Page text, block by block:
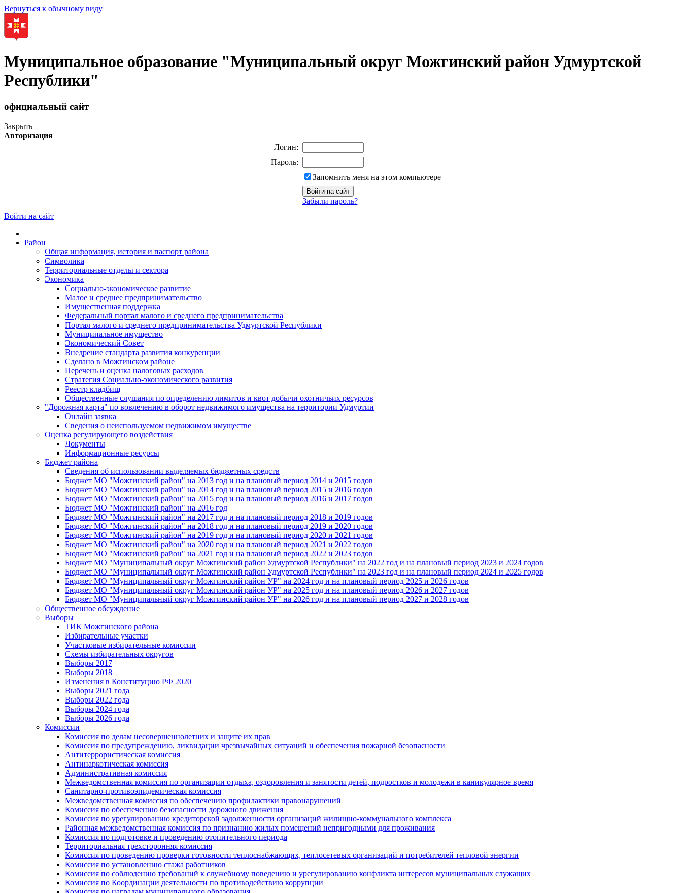
Вернуться к обычному виду
Муниципальное образование "Муниципальный округ Можгинский район Удмуртской
Республики"
официальный сайт
Закрыть
Авторизация
Логин:
Пароль:
Запомнить меня на этом компьютере
Забыли пароль?
Войти на сайт
Район
Общая информация, история и паспорт района
Символика
Территориальные отделы и сектора
Экономика
Социально-экономическое развитие
Малое и среднее предпринимательство
Имущественная поддержка
Федеральный портал малого и среднего предпринимательства
Портал малого и среднего предпринимательства Удмуртской Республики
Муниципальное имущество
Экономический Совет
Внедрение стандарта развития конкуренции
Сделано в Можгинском районе
Перечень и оценка налоговых расходов
Стратегия Социально-экономического развития
Реестр кладбищ
Общественные слушания по определению лимитов и квот добычи охотничьих ресурсов
"Дорожная карта" по вовлечению в оборот недвижимого имущества на территории Удмуртии
Онлайн заявка
Сведения о неиспользуемом недвижимом имуществе
Оценка регулирующего воздействия
Документы
Информационные ресурсы
Бюджет района
Сведения об использовании выделяемых бюджетных средств
Бюджет МО "Можгинский район" на 2013 год и на плановый период 2014 и 2015 годов
Бюджет МО "Можгинский район" на 2014 год и на плановый период 2015 и 2016 годов
Бюджет МО "Можгинский район" на 2015 год и на плановый период 2016 и 2017 годов
Бюджет МО "Можгинский район" на 2016 год
Бюджет МО "Можгинский район" на 2017 год и на плановый период 2018 и 2019 годов
Бюджет МО "Можгинский район" на 2018 год и на плановый период 2019 и 2020 годов
Бюджет МО "Можгинский район" на 2019 год и на плановый период 2020 и 2021 годов
Бюджет МО "Можгинский район" на 2020 год и на плановый период 2021 и 2022 годов
Бюджет МО "Можгинский район" на 2021 год и на плановый период 2022 и 2023 годов
Бюджет МО "Муниципальный округ Можгинский район Удмуртской Республики" на 2022 год и на плановый период 2023 и 2024 годов
Бюджет МО "Муниципальный округ Можгинский район Удмуртской Республики" на 2023 год и на плановый период 2024 и 2025 годов
Бюджет МО "Муниципальный округ Можгинский район УР" на 2024 год и на плановый период 2025 и 2026 годов
Бюджет МО "Муниципальный округ Можгинский район УР" на 2025 год и на плановый период 2026 и 2027 годов
Бюджет МО "Муниципальный округ Можгинский район УР" на 2026 год и на плановый период 2027 и 2028 годов
Общественное обсуждение
Выборы
ТИК Можгинского района
Избирательные участки
Участковые избирательные комиссии
Схемы избирательных округов
Выборы 2017
Выборы 2018
Изменения в Конституцию РФ 2020
Выборы 2021 года
Выборы 2022 года
Выборы 2024 года
Выборы 2026 года
Комиссии
Комиссия по делам несовершеннолетних и защите их прав
Комиссия по предупреждению, ликвидации чрезвычайных ситуаций и обеспечения пожарной безопасности
Антитеррористическая комиссия
Антинаркотическая комиссия
Административная комиссия
Межведомственная комиссия по организации отдыха, оздоровления и занятости детей, подростков и молодежи в каникулярное время
Санитарно-противоэпидемическая комиссия
Межведомственная комиссия по обеспечению профилактики правонарушений
Комиссия по обеспечению безопасности дорожного движения
Комиссия по урегулированию кредиторской задолженности организаций жилищно-коммунального комплекса
Районная межведомственная комиссия по признанию жилых помещений непригодными для проживания
Комиссия по подготовке и проведению отопительного периода
Территориальная трехсторонняя комиссия
Комиссия по проведению проверки готовности теплоснабжающих, теплосетевых организаций и потребителей тепловой энергии
Комиссия по установлению стажа работников
Комиссия по соблюдению требований к служебному поведению и урегулированию конфликта интересов муниципальных служащих
Комиссия по Координации деятельности по противодействию коррупции